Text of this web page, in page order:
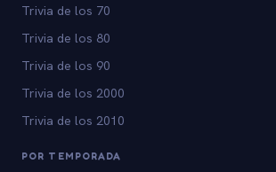
Trivia de los 70
Trivia de los 80
Trivia de los 90
Trivia de los 2000
Trivia de los 2010
POR TEMPORADA